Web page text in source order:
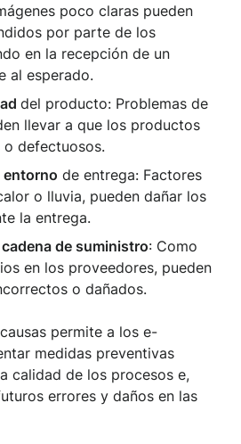
poco claras pueden
por parte de los
en la recepción de un
al esperado.
del producto: Problemas de
llevar a que los productos
o defectuosos.
entorno de entrega: Factores
o lluvia, pueden dañar los
la entrega.
cadena de suministro: Como
en los proveedores, pueden
o dañados.
permite a los e-
medidas preventivas
calidad de los procesos e,
errores y daños en las